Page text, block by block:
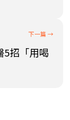
5招「用喝